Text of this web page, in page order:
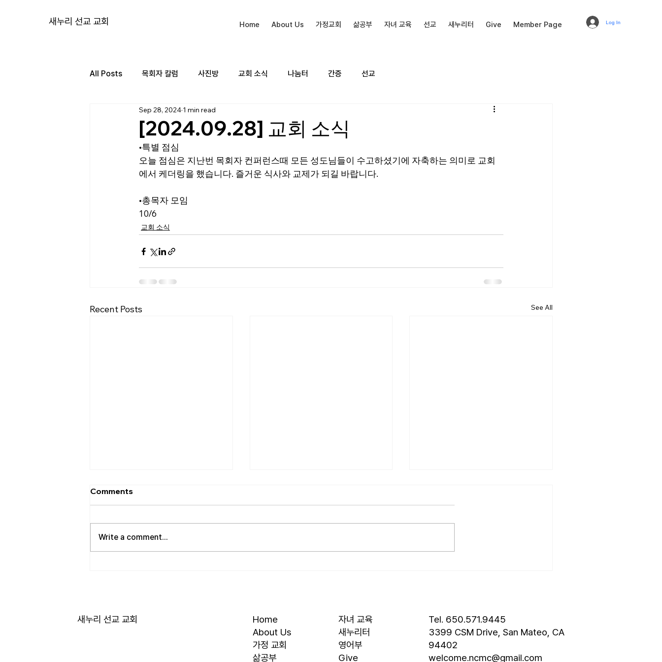
새누리 선교 교회 Home About Us 가정교회 삶공부 자녀 교육 선교 새누리터 Give Member Page Log In
All Posts 목회자 칼럼 사진방 교회 소식 나눔터 간증 선교
[2024.09.28] 교회 소식
Sep 28, 2024 1 min read
•특별 점심
오늘 점심은 지난번 목회자 컨퍼런스때 모든 성도님들이 수고하셨기에 자축하는 의미로 교회
에서 케더링을 했습니다. 즐거운 식사와 교제가 되길 바랍니다.
•총목자 모임
10/6
교회 소식
Recent Posts See All
[2026.08.02] 교회 소식
• 성만찬 오늘 예배중에 있습니다.
의회 모임 8월 11일 화요일 오전 11
시에 저희 교회에서 호스트 합니
아버님을 뵈러 텍사스에 이번 수요
일부터 토요일까지
• 서대석 목자 단기 선교 8월 1일부
등록 평신도 세미나가 어스틴 늘푸
• 교회 협의회 오늘 오후 3:45분경
에 교회 2층
• 박성훈 성도 단기 선교 7월 24일
뒷풀이 모임 오늘 오후 4시경에 교
사항은 가정교회
Comments
Write a comment...
Home
About Us
​가정 교회
​삶공부
자녀 교육
새누리터
영어부
Give
Tel. 650.571.9445
3399 CSM Drive, San Mateo, CA
94402
welcome.ncmc@gmail.com
새누리 선교 교회